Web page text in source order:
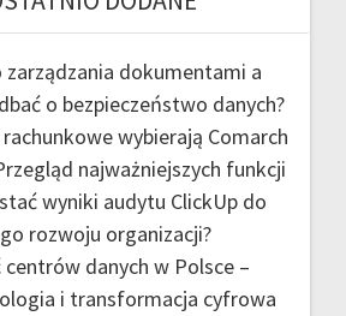
dokumentami a
o bezpieczeństwo danych?
wybierają Comarch
najważniejszych funkcji
wyniki audytu ClickUp do
rozwoju organizacji?
centrów danych w Polsce –
i transformacja cyfrowa